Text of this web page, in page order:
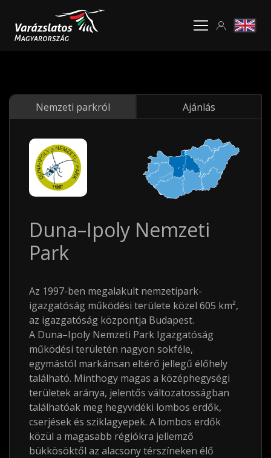
Nemzeti parkról Ajánlás
Duna–Ipoly Nemzeti
Park
Az 1997-ben megalakult nemzetipark-
igazgatóság működési területe közel 605 km²,
az igazgatóság központja Budapest.
A Duna–Ipoly Nemzeti Park Igazgatóság
működési területén nagyon sokféle,
egymástól markánsan eltérő jellegű élőhely
található. Minthogy magas a középhegységi
területek aránya, jelentős változatosságban
találhatóak meg hegyvidéki lombos erdők,
cserjések és sziklagyepek. A lombos erdők
közül a magasabb régiókra jellemző
bükkösöktől az alacsony térszíneken élő